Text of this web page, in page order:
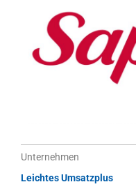
Unternehmen
Leichtes Umsatzplus